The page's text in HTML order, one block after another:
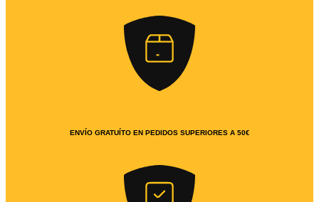
ENVÍO GRATUÍTO EN PEDIDOS SUPERIORES A 50€